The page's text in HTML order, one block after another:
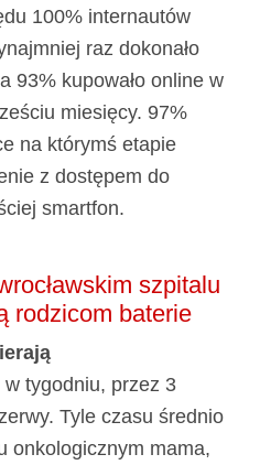
100% internautów
raz dokonało
93% kupowało online w
miesięcy. 97%
na którymś etapie
z dostępem do
smartfon.
szpitalu
rodzicom baterie
tygodniu, przez 3
Tyle czasu średnio
onkologicznym mama,